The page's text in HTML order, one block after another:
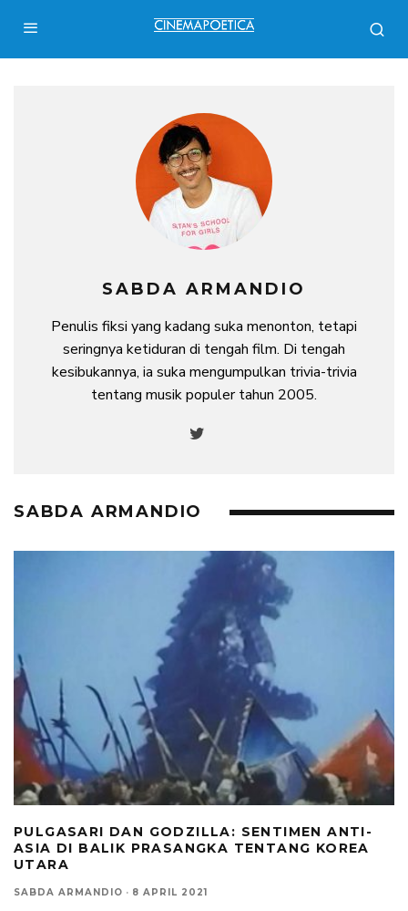
SABDA ARMANDIO
Penulis fiksi yang kadang suka menonton, tetapi
seringnya ketiduran di tengah film. Di tengah
kesibukannya, ia suka mengumpulkan trivia-trivia
tentang musik populer tahun 2005.
SABDA ARMANDIO
PULGASARI DAN GODZILLA: SENTIMEN ANTI-
ASIA DI BALIK PRASANGKA TENTANG KOREA
UTARA
SABDA ARMANDIO · 8 APRIL 2021